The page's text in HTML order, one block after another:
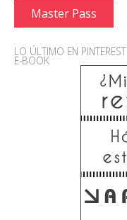
Master Pass
LO ÚLTIMO EN PINTEREST
E-BOOK